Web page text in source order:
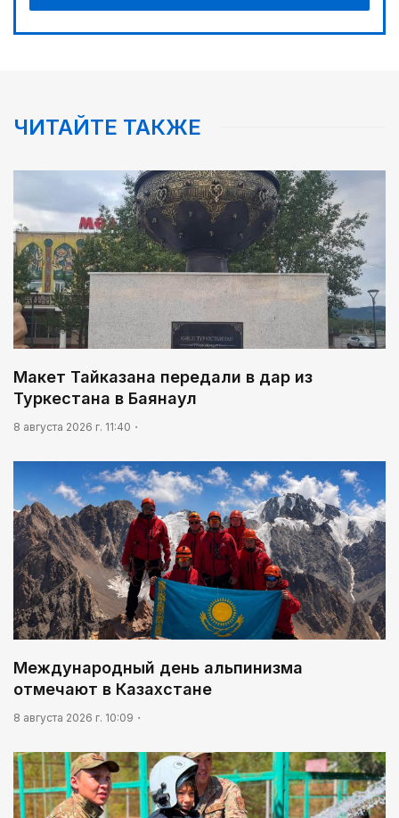
ЧИТАЙТЕ ТАКЖЕ
Макет Тайказана передали в дар из
Туркестана в Баянаул
8 августа 2026 г. 11:40
Международный день альпинизма
отмечают в Казахстане
8 августа 2026 г. 10:09